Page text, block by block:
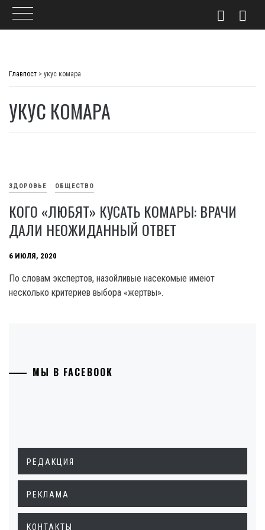
Главпост > укус комара
УКУС КОМАРА
ЗДОРОВЬЕ ОБЩЕСТВО
КОГО «ЛЮБЯТ» КУСАТЬ КОМАРЫ: ВРАЧИ
ДАЛИ НЕОЖИДАННЫЙ ОТВЕТ
6 ИЮЛЯ, 2020
По словам экспертов, назойливые насекомые имеют
несколько критериев выбора «жертвы».
МЫ В FACEBOOK
РЕДАКЦИЯ
РЕКЛАМА
КОНТАКТЫ